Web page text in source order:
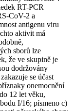
RT-PCR
CoV-2 a
antigenu viru
aktivit má
sborů lze
že ve skupině je
dodržovány
se účast
onemocnění
12 let věku,
I/16; písmeno c)